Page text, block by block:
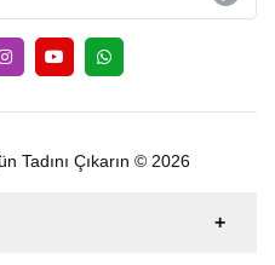
Tadını Çıkarın © 2026